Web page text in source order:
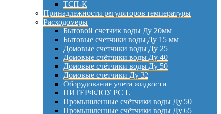
ТСП-К
Принадлежности регуляторов температуры
Расходомеры
Бытовой счетчик воды Ду 20мм
Бытовые счетчики воды Ду 15 мм
Домовые счетчики воды Ду 25
Домовые счётчики воды Ду 40
Домовые счётчики воды Ду 50
Домовые счетчики Ду 32
Оборудование учета жидкости
ПИТЕРФЛОУ РС L
Промышленные счётчики воды Ду 50
Промышленные счётчики воды Ду 65